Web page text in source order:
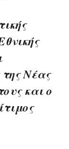
Νέας
και ο